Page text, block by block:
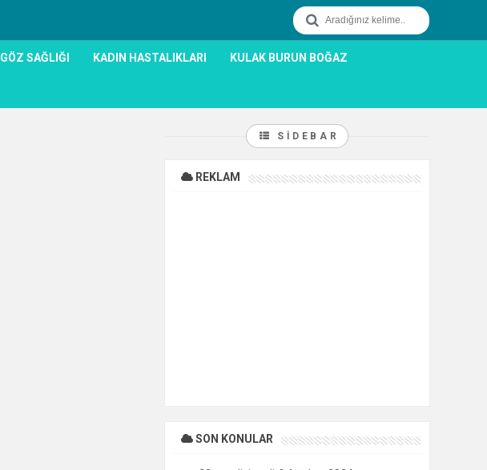
GÖZ SAĞLIĞI KADIN HASTALIKLARI KULAK BURUN BOĞAZ
SIDEBAR
REKLAM
SON KONULAR